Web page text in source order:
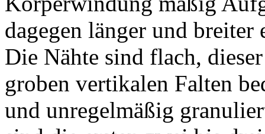
dagegen länger und breiter
Die Nähte sind flach,
groben vertikalen Falten
und unregelmäßig